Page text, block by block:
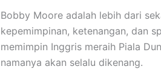
Bobby Moore adalah lebih dari
kepemimpinan, ketenangan, dan
memimpin Inggris meraih Piala
namanya akan selalu dikenang.